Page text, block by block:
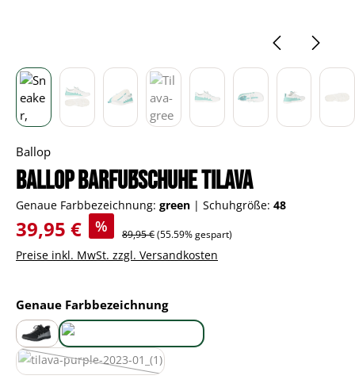
Ballop
Ballop Barfußschuhe Tilava
Genaue Farbbezeichnung: green | Schuhgröße: 48
Verkaufspreis:
39,95 € % Regulärer Preis:
89,95 €(55.59% gespart)
Preise inkl. MwSt. zzgl. Versandkosten
Genaue Farbbezeichnungauswählen
black
green
purple
(Diese Option ist zurzeit nicht verfügbar.)